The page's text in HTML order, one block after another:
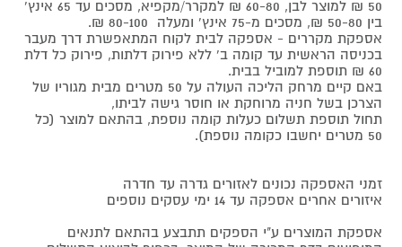
50 ₪ למוצר לבן, 60-80 ₪ למקרר/מקפיא, מסכים עד 65 אינץ'
בין 50-80 ₪, מסכים מ-75 אינץ' ומעלה 80-100 ₪.
אספקת מקררים - אספקה לבית לקוח המתאפשרת דרך מעבר
בכניסה הראשית עד קומה ב' ללא פירוק דלתות, פירוק כל דלת
60 ₪ תוספת למוביל בבית.
באם קיים מרחק הליכה העולה על 50 מטרים מבית מגוריו של
הצרכן בשל חניה מרוחקת או חוסר גישה לביתו,
תחול תוספת תשלום כעלות קומה נוספת, בהתאם למוצר (כל
50 מטרים יחשבו כקומה נוספת).
זמני האספקה נכונים לאזורים גדרה עד חדרה
איזורים אחרים אספקה עד 14 ימי עסקים נוספים
אספקת המוצרים ע"י הספקים תתבצע בהתאם לתנאים